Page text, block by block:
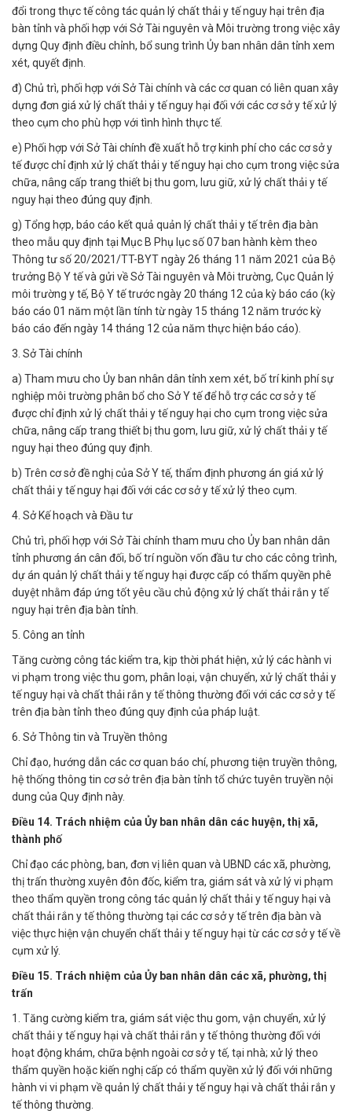
đổi trong thực tế công tác quản lý chất thải y tế nguy hại trên địa
bàn tỉnh và phối hợp với Sở Tài nguyên và Môi trường trong việc xây
dựng Quy định điều chỉnh, bổ sung trình Ủy ban nhân dân tỉnh xem
xét, quyết định.
đ) Chủ trì, phối hợp với Sở Tài chính và các cơ quan có liên quan xây
dựng đơn giá xử lý chất thải y tế nguy hại đối với các cơ sở y tế xử lý
theo cụm cho phù hợp với tình hình thực tế.
e) Phối hợp với Sở Tài chính đề xuất hỗ trợ kinh phí cho các cơ sở y
tế được chỉ định xử lý chất thải y tế nguy hại cho cụm trong việc sửa
chữa, nâng cấp trang thiết bị thu gom, lưu giữ, xử lý chất thải y tế
nguy hại theo đúng quy định.
g) Tổng hợp, báo cáo kết quả quản lý chất thải y tế trên địa bàn
theo mẫu quy định tại Mục B Phụ lục số 07 ban hành kèm theo
Thông tư số 20/2021/TT-BYT ngày 26 tháng 11 năm 2021 của Bộ
trưởng Bộ Y tế và gửi về Sở Tài nguyên và Môi trường, Cục Quản lý
môi trường y tế, Bộ Y tế trước ngày 20 tháng 12 của kỳ báo cáo (kỳ
báo cáo 01 năm một lần tính từ ngày 15 tháng 12 năm trước kỳ
báo cáo đến ngày 14 tháng 12 của năm thực hiện báo cáo).
3. Sở Tài chính
a) Tham mưu cho Ủy ban nhân dân tỉnh xem xét, bố trí kinh phí sự
nghiệp môi trường phân bổ cho Sở Y tế để hỗ trợ các cơ sở y tế
được chỉ định xử lý chất thải y tế nguy hại cho cụm trong việc sửa
chữa, nâng cấp trang thiết bị thu gom, lưu giữ, xử lý chất thải y tế
nguy hại theo đúng quy định.
b) Trên cơ sở đề nghị của Sở Y tế, thẩm định phương án giá xử lý
chất thải y tế nguy hại đối với các cơ sở y tế xử lý theo cụm.
4. Sở Kế hoạch và Đầu tư
Chủ trì, phối hợp với Sở Tài chính tham mưu cho Ủy ban nhân dân
tỉnh phương án cân đối, bố trí nguồn vốn đầu tư cho các công trình,
dự án quản lý chất thải y tế nguy hại được cấp có thẩm quyền phê
duyệt nhằm đáp ứng tốt yêu cầu chủ động xử lý chất thải rắn y tế
nguy hại trên địa bàn tỉnh.
5. Công an tỉnh
Tăng cường công tác kiểm tra, kịp thời phát hiện, xử lý các hành vi
vi phạm trong việc thu gom, phân loại, vận chuyển, xử lý chất thải y
tế nguy hại và chất thải rắn y tế thông thường đối với các cơ sở y tế
trên địa bàn tỉnh theo đúng quy định của pháp luật.
6. Sở Thông tin và Truyền thông
Chỉ đạo, hướng dẫn các cơ quan báo chí, phương tiện truyền thông,
hệ thống thông tin cơ sở trên địa bàn tỉnh tổ chức tuyên truyền nội
dung của Quy định này.
Điều 14. Trách nhiệm của Ủy ban nhân dân các huyện, thị xã,
thành phố
Chỉ đạo các phòng, ban, đơn vị liên quan và UBND các xã, phường,
thị trấn thường xuyên đôn đốc, kiểm tra, giám sát và xử lý vi phạm
theo thẩm quyền trong công tác quản lý chất thải y tế nguy hại và
chất thải rắn y tế thông thường tại các cơ sở y tế trên địa bàn và
việc thực hiện vận chuyển chất thải y tế nguy hại từ các cơ sở y tế về
cụm xử lý.
Điều 15. Trách nhiệm của Ủy ban nhân dân các xã, phường, thị
trấn
1. Tăng cường kiểm tra, giám sát việc thu gom, vận chuyển, xử lý
chất thải y tế nguy hại và chất thải rắn y tế thông thường đối với
hoạt động khám, chữa bệnh ngoài cơ sở y tế, tại nhà; xử lý theo
thẩm quyền hoặc kiến nghị cấp có thẩm quyền xử lý đối với những
hành vi vi phạm về quản lý chất thải y tế nguy hại và chất thải rắn y
tế thông thường.